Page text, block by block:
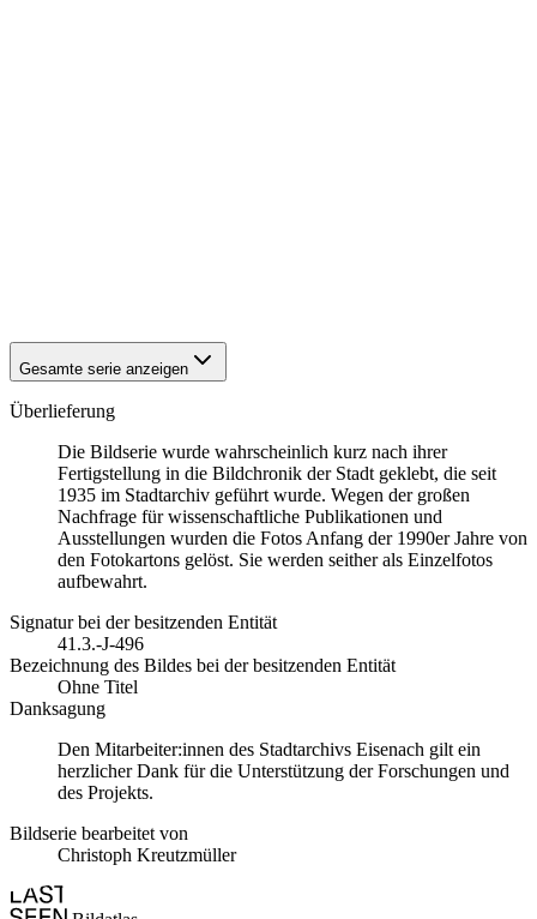
Gesamte serie anzeigen
Überlieferung
Die Bildserie wurde wahrscheinlich kurz nach ihrer
Fertigstellung in die Bildchronik der Stadt geklebt, die seit
1935 im Stadtarchiv geführt wurde. Wegen der großen
Nachfrage für wissenschaftliche Publikationen und
Ausstellungen wurden die Fotos Anfang der 1990er Jahre von
den Fotokartons gelöst. Sie werden seither als Einzelfotos
aufbewahrt.
Signatur bei der besitzenden Entität
41.3.-J-496
Bezeichnung des Bildes bei der besitzenden Entität
Ohne Titel
Danksagung
Den Mitarbeiter:innen des Stadtarchivs Eisenach gilt ein
herzlicher Dank für die Unterstützung der Forschungen und
des Projekts.
Bildserie bearbeitet von
Christoph Kreutzmüller